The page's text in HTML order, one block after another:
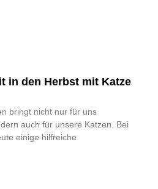
in den Herbst mit Katze
bringt nicht nur für uns
auch für unsere Katzen. Bei
einige hilfreiche